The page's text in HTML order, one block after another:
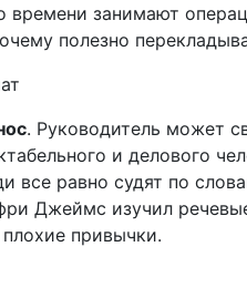
времени занимают
полезно
. Руководитель может
и делового
все равно судят по
Джеймс изучил
привычки.